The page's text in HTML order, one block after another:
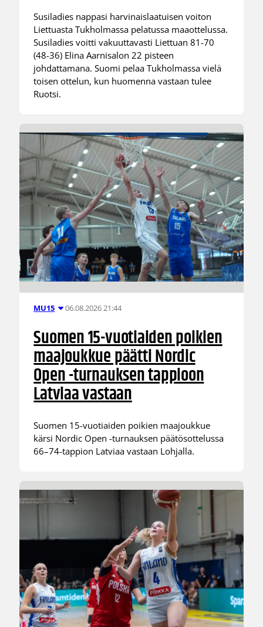
Susiladies nappasi harvinaislaatuisen voiton
Liettuasta Tukholmassa pelatussa maaottelussa.
Susiladies voitti vakuuttavasti Liettuan 81-70
(48-36) Elina Aarnisalon 22 pisteen
johdattamana. Suomi pelaa Tukholmassa vielä
toisen ottelun, kun huomenna vastaan tulee
Ruotsi.
MU15 06.08.2026 21:44
Suomen 15-vuotiaiden poikien
maajoukkue päätti Nordic
Open -turnauksen tappioon
Latviaa vastaan
Suomen 15-vuotiaiden poikien maajoukkue
kärsi Nordic Open -turnauksen päätösottelussa
66–74-tappion Latviaa vastaan Lohjalla.